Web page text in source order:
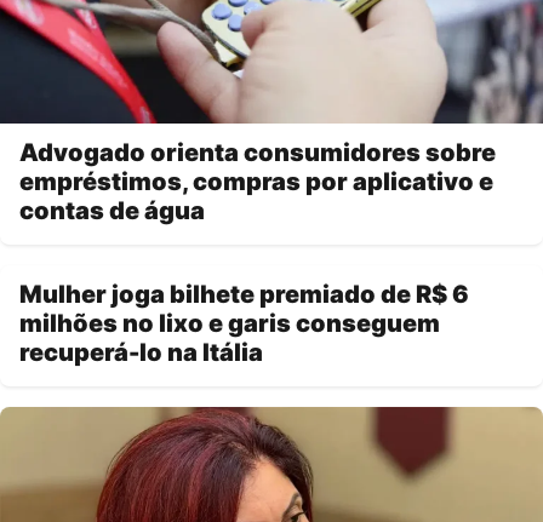
Advogado orienta consumidores sobre
empréstimos, compras por aplicativo e
contas de água
Mulher joga bilhete premiado de R$ 6
milhões no lixo e garis conseguem
recuperá-lo na Itália